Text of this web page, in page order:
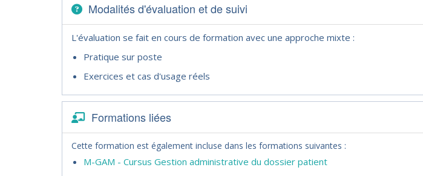
Modalités d'évaluation et de suivi
L'évaluation se fait en cours de formation avec une approche mixte :
Pratique sur poste
Exercices et cas d'usage réels
Formations liées
Cette formation est également incluse dans les formations suivantes :
M-GAM - Cursus Gestion administrative du dossier patient